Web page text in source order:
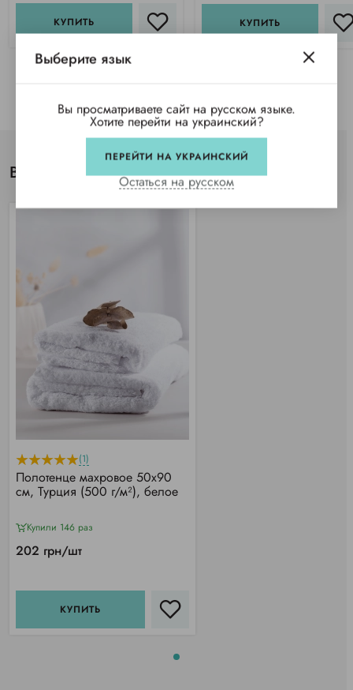
КУПИТЬ КУПИТЬ
Вы просматривали
(1)
Полотенце махровое 50х90
см, Турция (500 г/м²), белое
Купили 146 раз
202 грн/шт
КУПИТЬ
Выберите язык
Вы просматриваете сайт на русском языке.
Хотите перейти на украинский?
ПЕРЕЙТИ НА УКРАИНСКИЙ
Остаться на русском